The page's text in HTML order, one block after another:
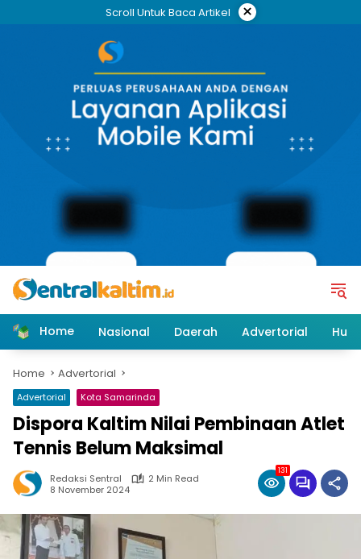
Scroll Untuk Baca Artikel ×
Home Nasional Daerah Advertorial
Home Advertorial
Advertorial Kota Samarinda
Dispora Kaltim Nilai Pembinaan Atlet
Tennis Belum Maksimal
Redaksi Sentral
2 Min Read
8 November 2024
131